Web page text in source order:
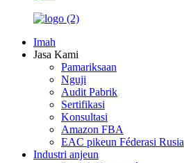
Imah
Jasa Kami
Pamariksaan
Nguji
Audit Pabrik
Sertifikasi
Konsultasi
Amazon FBA
EAC pikeun Féderasi Rusia
Industri anjeun